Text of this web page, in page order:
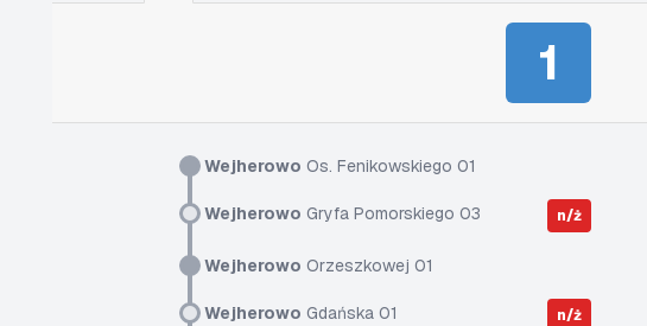
1
Wejherowo Os. Fenikowskiego 01
Wejherowo Gryfa Pomorskiego 03 n/ż
Wejherowo Orzeszkowej 01
Wejherowo Gdańska 01 n/ż